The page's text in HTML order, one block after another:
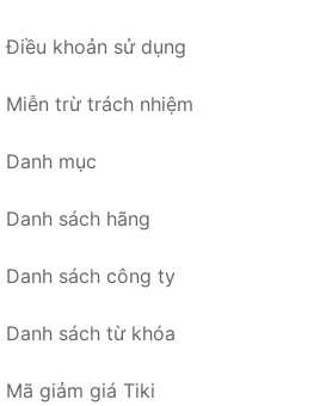
Điều khoản sử dụng
Miễn trừ trách nhiệm
Danh mục
Danh sách hãng
Danh sách công ty
Danh sách từ khóa
Mã giảm giá Tiki